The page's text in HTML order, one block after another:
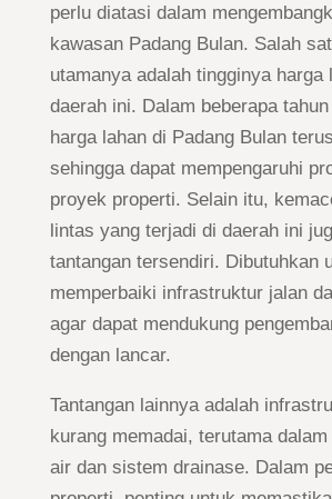
perlu diatasi dalam
kawasan Padang Bulan. Salah
utamanya adalah tingginya harga
daerah ini. Dalam beberapa
harga lahan di Padang Bulan
sehingga dapat mempengaruhi
proyek properti. Selain itu,
lintas yang terjadi di daerah ini
tantangan tersendiri. Dibutuhkan
memperbaiki infrastruktur jalan
agar dapat mendukung
dengan lancar.
Tantangan lainnya adalah
kurang memadai, terutama
air dan sistem drainase. Dalam